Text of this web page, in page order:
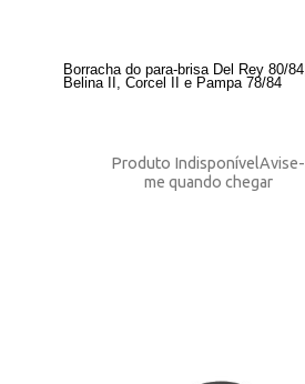
Borracha do para-brisa Del Rey 80/84,
Belina II, Corcel II e Pampa 78/84
Produto IndisponívelAvise-
me quando chegar